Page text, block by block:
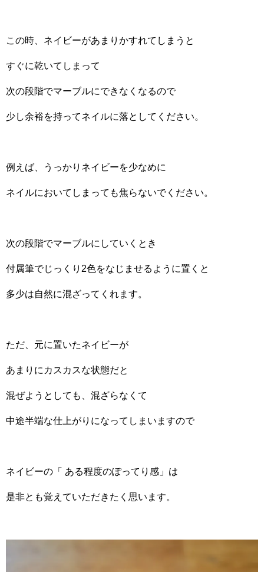
この時、ネイビーがあまりかすれてしまうと
すぐに乾いてしまって
次の段階でマーブルにできなくなるので
少し余裕を持ってネイルに落としてください。
例えば、うっかりネイビーを少なめに
ネイルにおいてしまっても焦らないでください。
次の段階でマーブルにしていくとき
付属筆でじっくり2色をなじませるように置くと
多少は自然に混ざってくれます。
ただ、元に置いたネイビーが
あまりにカスカスな状態だと
混ぜようとしても、混ざらなくて
中途半端な仕上がりになってしまいますので
ネイビーの「 ある程度のぽってり感」は
是非とも覚えていただきたく思います。